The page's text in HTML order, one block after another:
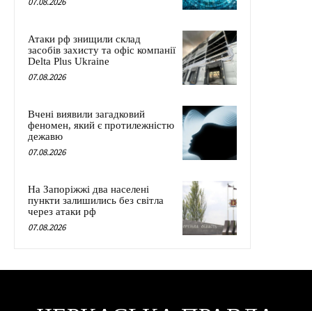
Атаки рф знищили склад
засобів захисту та офіс компанії
Delta Plus Ukraine
07.08.2026
Вчені виявили загадковий
феномен, який є протилежністю
дежавю
07.08.2026
На Запоріжжі два населені
пункти залишились без світла
через атаки рф
07.08.2026